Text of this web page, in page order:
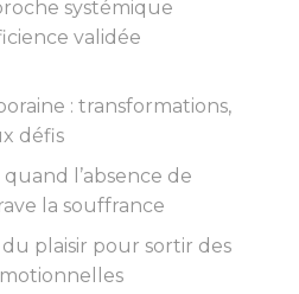
systémique
validée
: transformations,
défis
l’absence de
la souffrance
plaisir pour sortir des